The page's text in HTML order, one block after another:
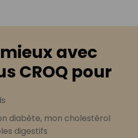
avec
CROQ pour
diabète, mon cholestérol
digestifs